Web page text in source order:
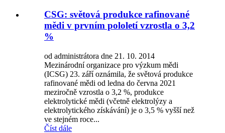
CSG: světová produkce rafinované
mědi v prvním pololetí vzrostla o 3,2
%
od administrátora dne 21. 10. 2014
Mezinárodní organizace pro výzkum mědi
(ICSG) 23. září oznámila, že světová produkce
rafinované mědi od ledna do června 2021
meziročně vzrostla o 3,2 %, produkce
elektrolytické mědi (včetně elektrolýzy a
elektrolytického získávání) je o 3,5 % vyšší než
ve stejném roce...
Číst dále